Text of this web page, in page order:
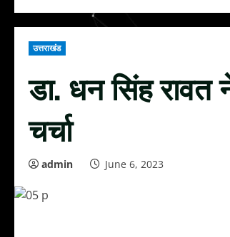
उत्तराखंड
डा. धन सिंह रावत
चर्चा
admin June 6, 2023